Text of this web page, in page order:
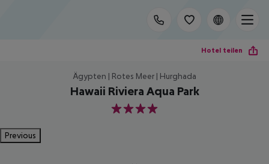
Hotel teilen
Ägypten | Rotes Meer | Hurghada
Hawaii Riviera Aqua Park
4
Previous